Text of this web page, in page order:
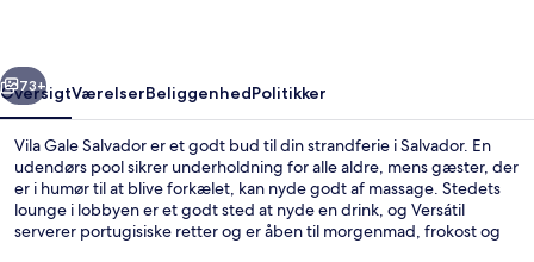
Næste
73+
OversigtVærelserBeliggenhedPolitikker
Vila Gale Salvador er et godt bud til din strandferie i Salvador. En
udendørs pool sikrer underholdning for alle aldre, mens gæster, der
er i humør til at blive forkælet, kan nyde godt af massage. Stedets
lounge i lobbyen er et godt sted at nyde en drink, og Versátil
serverer portugisiske retter og er åben til morgenmad, frokost og